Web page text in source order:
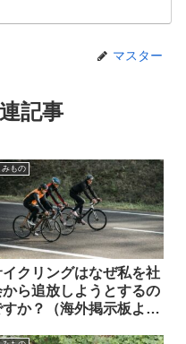
マスター
記事
みもの
イクリングはなぜ私を社
から追放しようとするの
か？（海外掲示板よ